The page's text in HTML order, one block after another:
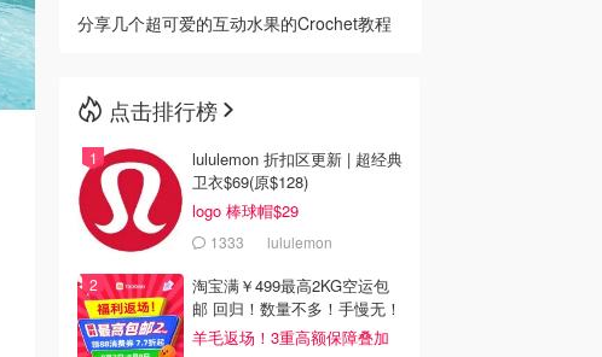
分享几个超可爱的互动水果的Crochet教程
点击排行榜
lululemon 折扣区更新 | 超经典
卫衣$69(原$128)
logo 棒球帽$29
1333 lululemon
淘宝满￥499最高2KG空运包
邮 回归！数量不多！手慢无！
羊毛返场！3重高额保障叠加